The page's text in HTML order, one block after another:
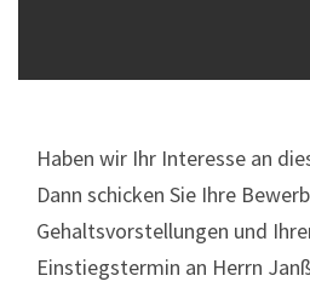
Haben wir Ihr Interesse an
Dann schicken Sie Ihre
Gehaltsvorstellungen und
Einstiegstermin an Herrn